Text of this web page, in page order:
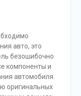
авто, это
безошибочно
компоненты и
автомобиля.
оригинальных